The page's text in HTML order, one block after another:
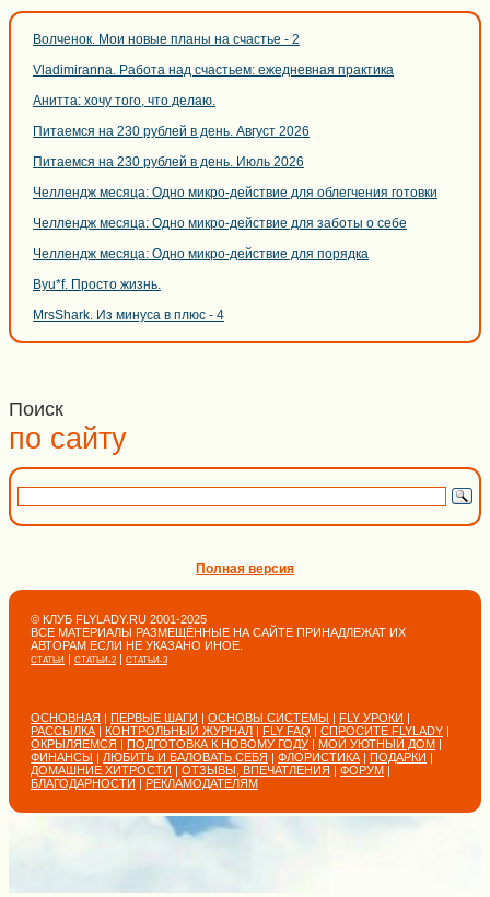
Волченок. Мои новые планы на счастье - 2
Vladimiranna. Работа над счастьем: ежедневная практика
Анитта: хочу того, что делаю.
Питаемся на 230 рублей в день. Август 2026
Питаемся на 230 рублей в день. Июль 2026
Челлендж месяца: Одно микро-действие для облегчения готовки
Челлендж месяца: Одно микро-действие для заботы о себе
Челлендж месяца: Одно микро-действие для порядка
Byu*f. Просто жизнь.
MrsShark. Из минуса в плюс - 4
Поиск
по сайту
Полная версия
© КЛУБ FLYLADY.RU 2001-2025
ВСЕ МАТЕРИАЛЫ РАЗМЕЩЁННЫЕ НА САЙТЕ ПРИНАДЛЕЖАТ ИХ
АВТОРАМ ЕСЛИ НЕ УКАЗАНО ИНОЕ.
СТАТЬИ | СТАТЬИ-2 | СТАТЬИ-3
ОСНОВНАЯ | ПЕРВЫЕ ШАГИ | ОСНОВЫ СИСТЕМЫ | FLY УРОКИ |
РАССЫЛКА | КОНТРОЛЬНЫЙ ЖУРНАЛ | FLY FAQ | СПРОСИТЕ FLYLADY |
ОКРЫЛЯЕМСЯ | ПОДГОТОВКА К НОВОМУ ГОДУ | МОЙ УЮТНЫЙ ДОМ |
ФИНАНСЫ | ЛЮБИТЬ И БАЛОВАТЬ СЕБЯ | ФЛОРИСТИКА | ПОДАРКИ |
ДОМАШНИЕ ХИТРОСТИ | ОТЗЫВЫ, ВПЕЧАТЛЕНИЯ | ФОРУМ |
БЛАГОДАРНОСТИ | РЕКЛАМОДАТЕЛЯМ